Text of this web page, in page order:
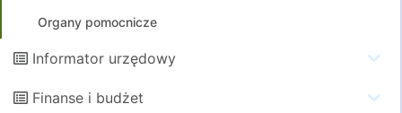
Organy pomocnicze
Informator urzędowy
Finanse i budżet